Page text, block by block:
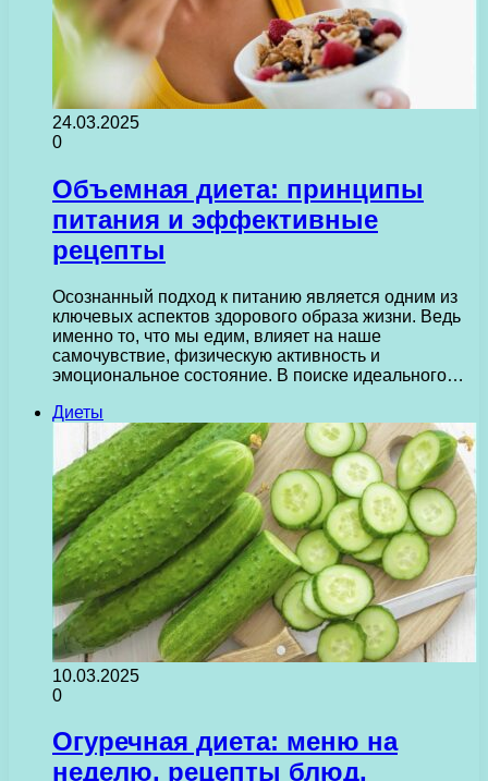
24.03.2025
0
Объемная диета: принципы
питания и эффективные
рецепты
Осознанный подход к питанию является одним из
ключевых аспектов здорового образа жизни. Ведь
именно то, что мы едим, влияет на наше
самочувствие, физическую активность и
эмоциональное состояние. В поиске идеального…
Диеты
10.03.2025
0
Огуречная диета: меню на
неделю, рецепты блюд,